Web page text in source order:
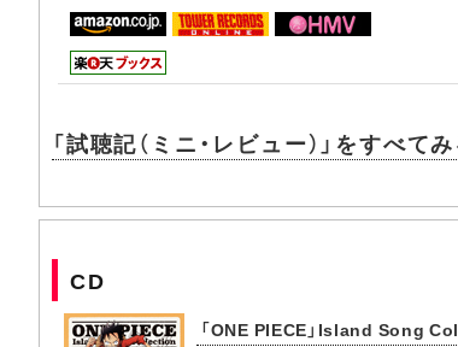
「試聴記（ミニ・レビュー）」をすべて
CD
「ONE PIECE」Island Song